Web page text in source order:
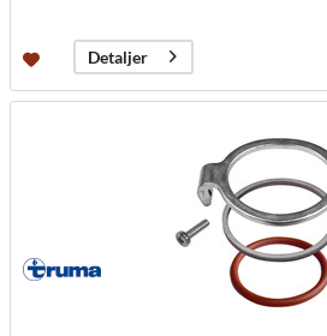
Detaljer